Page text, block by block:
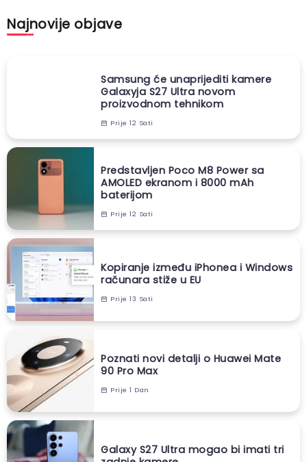
Najnovije objave
Samsung će unaprijediti kamere
Galaxyja S27 Ultra novom
proizvodnom tehnikom
Prije 12 Sati
Predstavljen Poco M8 Power sa
AMOLED ekranom i 8000 mAh
baterijom
Prije 12 Sati
Kopiranje između iPhonea i Windows
računara stiže u EU
Prije 13 Sati
Poznati novi detalji o Huawei Mate
90 Pro Max
Prije 1 Dan
Galaxy S27 Ultra mogao bi imati tri